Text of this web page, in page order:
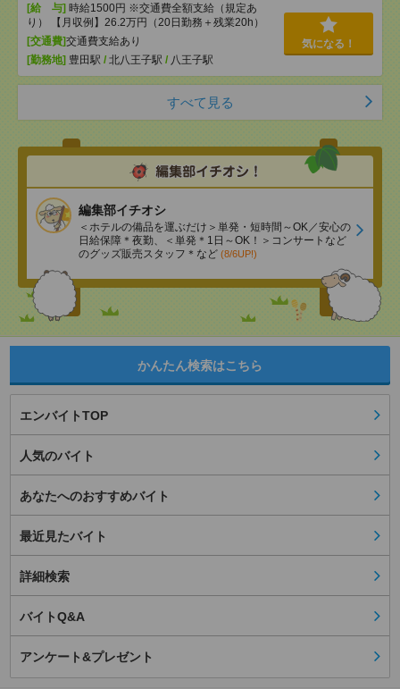
[給 与] 時給1500円 ※交通費全額支給（規定あ
り） 【月収例】26.2万円（20日勤務＋残業20h）
[交通費]交通費支給あり
[勤務地] 豊田駅 / 北八王子駅 / 八王子駅
気になる！
すべて見る
編集部イチオシ
＜ホテルの備品を運ぶだけ＞単発・短時間～OK／安心の
日給保障＊夜勤、＜単発＊1日～OK！＞コンサートなど
のグッズ販売スタッフ＊など (8/6UP!)
かんたん検索はこちら
エンバイトTOP
人気のバイト
あなたへのおすすめバイト
最近見たバイト
詳細検索
バイトQ&A
アンケート&プレゼント